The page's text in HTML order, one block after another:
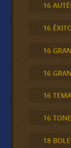
16
16
16
16
16
16
18